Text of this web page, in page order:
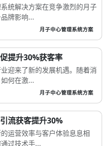
统解决方案在竞争激烈的月子
牌影响...
月子中心管理系统方案
提升30%获客率
迎来了新的发展机遇。随着消
何在激...
月子中心管理系统方案
流获客提升30%
运营效率与客户体验息息相
过技术手...